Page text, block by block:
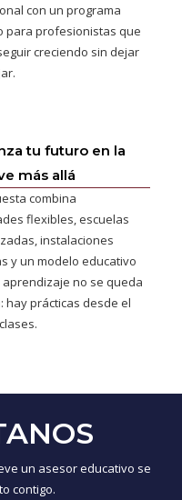
con un programa
para profesionistas que
creciendo sin dejar
tu futuro en la
más allá
combina
flexibles, escuelas
instalaciones
y un modelo educativo
aprendizaje no se queda
hay prácticas desde el
un asesor educativo se
contigo.